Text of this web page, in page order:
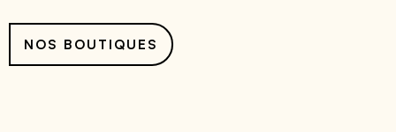
NOS BOUTIQUES